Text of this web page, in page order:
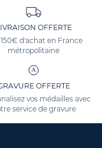
OFFERTE
150€ d'achat en France
métropolitaine
OFFERTE
vos médailles avec
service de gravure